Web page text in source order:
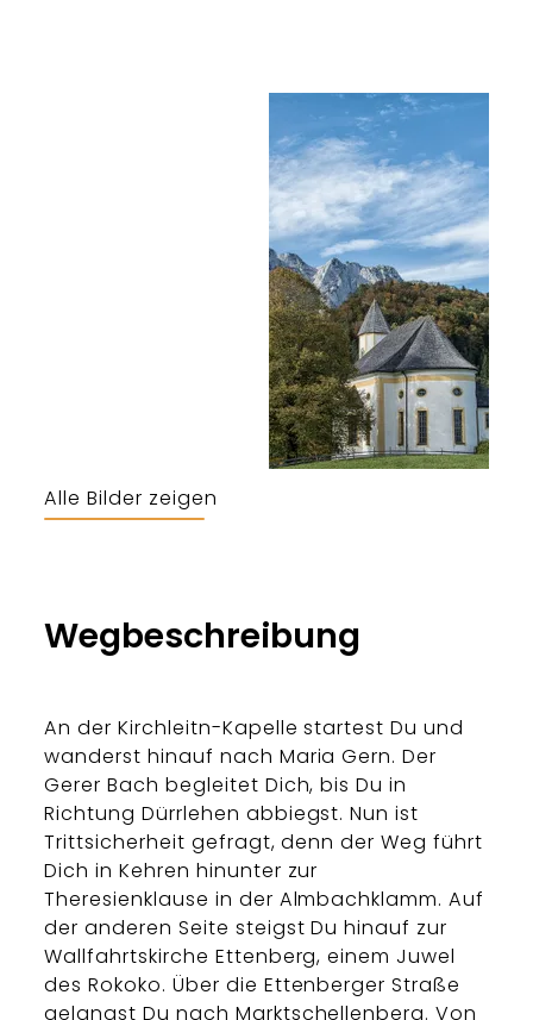
Alle Bilder zeigen
Wegbeschreibung
An der Kirchleitn-Kapelle startest Du und
wanderst hinauf nach Maria Gern. Der
Gerer Bach begleitet Dich, bis Du in
Richtung Dürrlehen abbiegst. Nun ist
Trittsicherheit gefragt, denn der Weg führt
Dich in Kehren hinunter zur
Theresienklause in der Almbachklamm. Auf
der anderen Seite steigst Du hinauf zur
Wallfahrtskirche Ettenberg, einem Juwel
des Rokoko. Über die Ettenberger Straße
gelangst Du nach Marktschellenberg. Von